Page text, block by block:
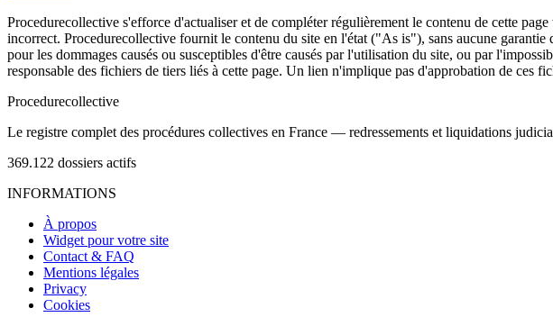
Procedurecollective s'efforce d'actualiser et de compléter régulièrement le contenu de cette
incorrect. Procedurecollective fournit le contenu du site en l'état ("As is"), sans aucune
pour les dommages causés ou susceptibles d'être causés par l'utilisation du site, ou par
responsable des fichiers de tiers liés à cette page. Un lien n'implique pas d'approbation de ces
Procedurecollective
Le registre complet des procédures collectives en France — redressements et liquidations
369.122 dossiers actifs
INFORMATIONS
À propos
Widget pour votre site
Contact & FAQ
Mentions légales
Privacy
Cookies